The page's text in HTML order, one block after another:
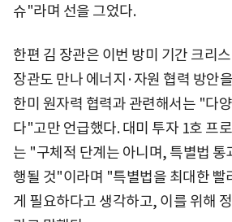
슈"라며 선을 그었다.
한편 김 장관은 이번 방미 기간 크리
장관도 만나 에너지·자원 협력 방안
한미 원자력 협력과 관련해서는 "다
다"고만 언급했다. 대미 투자 1호 프
는 "구체적 단계는 아니며, 특별법 통
행될 것"이라며 "특별법을 최대한 빨
게 필요하다고 생각하고, 이를 위해